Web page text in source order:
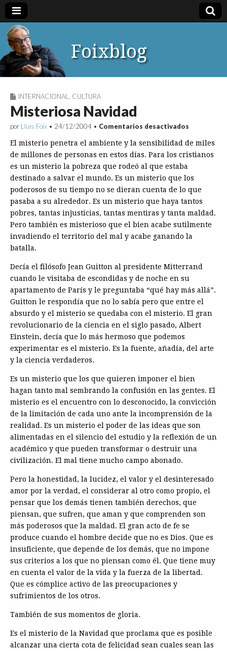
Foixblog
INTERNACIONAL CULTURA
Misteriosa Navidad
por Lluís Foix • 24/12/2004 • Comentarios desactivados
Navidad
El misterio penetra el ambiente y la sensibilidad de miles
de millones de personas en estos días. Para los cristianos
es un misterio la pobreza que rodeó al que estaba
destinado a salvar el mundo. Es un misterio que los
poderosos de su tiempo no se dieran cuenta de lo que
pasaba a su alrededor. Es un misterio que haya tantos
pobres, tantas injusticias, tantas mentiras y tanta maldad.
Pero también es misterioso que el bien acabe sutilmente
invadiendo el territorio del mal y acabe ganando la
batalla.
Decía el filósofo Jean Guitton al presidente Mitterrand
cuando le visitaba de escondidas y de noche en su
apartamento de París y le preguntaba “qué hay más allá”.
Guitton le respondía que no lo sabía pero que entre el
absurdo y el misterio se quedaba con el misterio. El gran
revolucionario de la ciencia en el siglo pasado, Albert
Einstein, decía que lo más hermoso que podemos
experimentar es el misterio. Es la fuente, añadía, del arte
y la ciencia verdaderos.
Es un misterio que los que quieren imponer el bien
hagan tanto mal sembrando la confusión en las gentes. El
misterio es el encuentro con lo desconocido, la convicción
de la limitación de cada uno ante la incomprensión de la
realidad. Es un misterio el poder de las ideas que son
alimentadas en el silencio del estudio y la reflexión de un
académico y que pueden transformar o destruir una
civilización. El mal tiene mucho campo abonado.
Pero la honestidad, la lucidez, el valor y el desinteresado
amor por la verdad, el considerar al otro como propio, el
pensar que los demás tienen también derechos, que
piensan, que sufren, que aman y que comprenden son
más poderosos que la maldad. El gran acto de fe se
produce cuando el hombre decide que no es Dios. Que es
insuficiente, que depende de los demás, que no impone
sus criterios a los que no piensan como él. Que tiene muy
en cuenta el valor de la vida y la fuerza de la libertad.
Que es cómplice activo de las preocupaciones y
sufrimientos de los otros.
También de sus momentos de gloria.
Es el misterio de la Navidad que proclama que es posible
alcanzar una cierta cota de felicidad sean cuales sean las